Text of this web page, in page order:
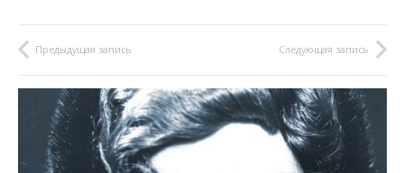
Предыдущая запись Следующая запись